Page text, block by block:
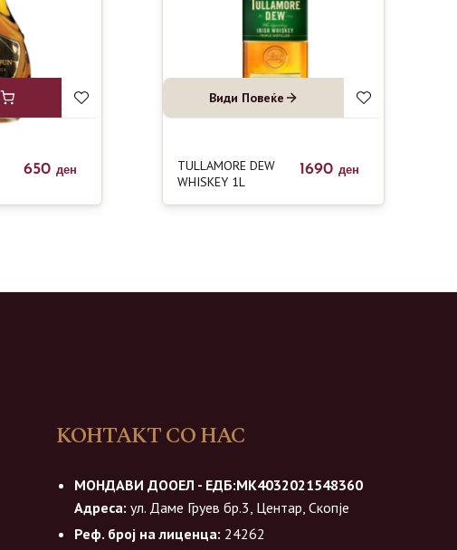
650 ден
Види Повеќе
TULLAMORE DEW
WHISKEY 1L
1690 ден
КОНТАКТ СО НАС
МОНДАВИ ДООЕЛ - ЕДБ:МК4032021548360
Адреса: ул. Даме Груев бр.3, Центар, Скопје
Реф. број на лиценца: 24262